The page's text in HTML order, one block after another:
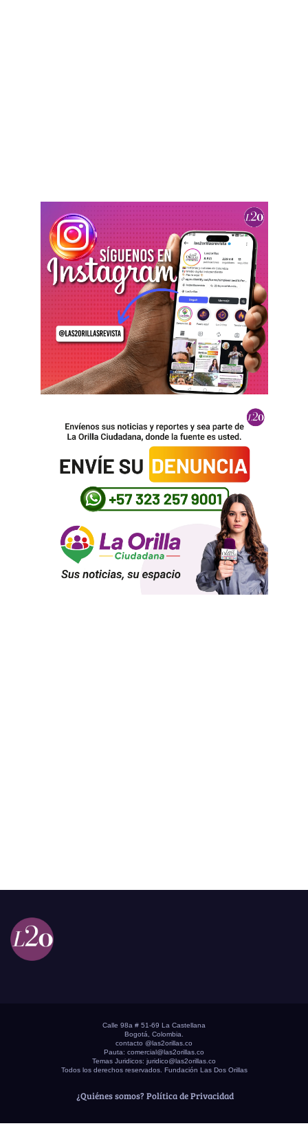
Calle 98a # 51-69 La Castellana
Bogotá, Colombia.
contacto @las2orillas.co
Pauta: comercial@las2orillas.co
Temas Juridicos: juridico@las2orillas.co
Todos los derechos reservados. Fundación Las Dos Orillas
¿Quiénes somos? Política de Privacidad